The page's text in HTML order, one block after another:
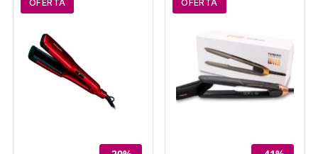
OFERTA OFERTA